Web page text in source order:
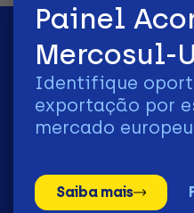
Painel
Mercosul-
Identifique
exportação por
mercado
Saiba mais
2026 | © Todos os Direitos
Patrocínio